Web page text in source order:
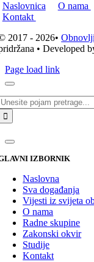
Naslovnica O nama
Kontakt
2017 - 2026•
• Developed
Page load link
IZBORNIK
Naslovna
Sva događanja
Vijesti iz svijeta
O nama
Radne skupine
Zakonski okvir
Studije
Kontakt